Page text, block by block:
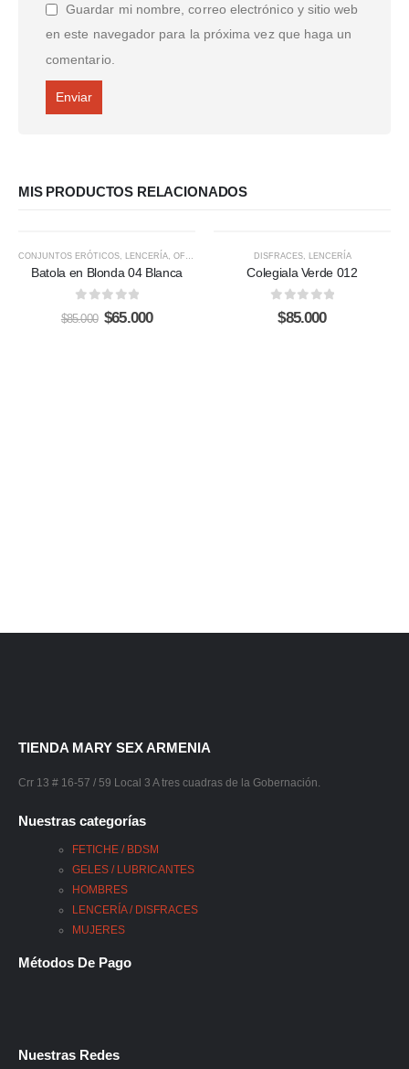
Guardar mi nombre, correo electrónico y sitio web
en este navegador para la próxima vez que haga un
comentario.
MIS PRODUCTOS RELACIONADOS
CONJUNTOS ERÓTICOS
LENCERÍA OFERTAS
Batola en Blonda 04 Blanca
out of 5
$85.000 Original
$65.000Current
DISFRACES, LENCERÍA
Colegiala Verde 012
0out of 5
$85.000
TIENDA MARY SEX ARMENIA
Crr 13 # 16-57 / 59 Local 3 A tres cuadras de la Gobernación.
Nuestras categorías
FETICHE / BDSM
GELES / LUBRICANTES
HOMBRES
LENCERÍA / DISFRACES
MUJERES
Métodos De Pago
Nuestras Redes